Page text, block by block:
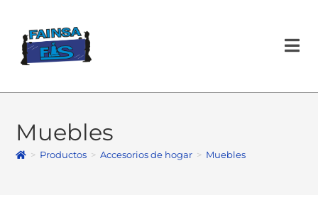
Muebles
> Productos > Accesorios de hogar > Muebles